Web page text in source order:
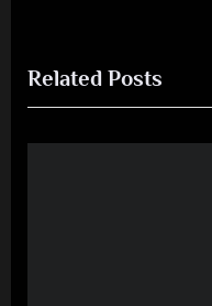
o
u
s
t
P
o
Related Posts